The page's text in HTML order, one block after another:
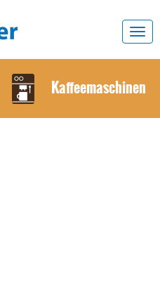
Kaffeemaschinen